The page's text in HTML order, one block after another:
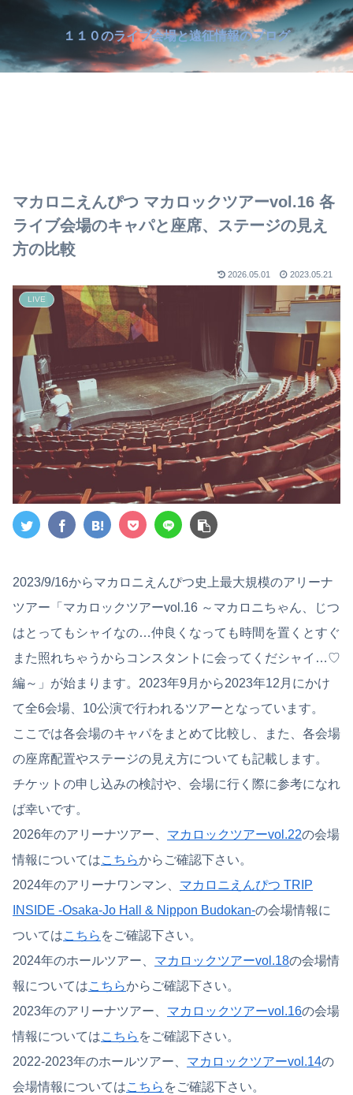
１１０のライブ会場と遠征情報のブログ
マカロニえんぴつ マカロックツアーvol.16 各
ライブ会場のキャパと座席、ステージの見え
方の比較
2026.05.01 2023.05.21
LIVE
2023/9/16からマカロニえんぴつ史上最大規模のアリーナ
ツアー「マカロックツアーvol.16 ～マカロニちゃん、じつ
はとってもシャイなの…仲良くなっても時間を置くとすぐ
また照れちゃうからコンスタントに会ってくだシャイ…♡
編～」が始まります。2023年9月から2023年12月にかけ
て全6会場、10公演で行われるツアーとなっています。
ここでは各会場のキャパをまとめて比較し、また、各会場
の座席配置やステージの見え方についても記載します。
チケットの申し込みの検討や、会場に行く際に参考になれ
ば幸いです。
2026年のアリーナツアー、 マカロックツアーvol.22の会場
情報についてはこちらからご確認下さい。
2024年のアリーナワンマン、 マカロニえんぴつ TRIP
INSIDE -Osaka-Jo Hall & Nippon Budokan-の会場情報に
ついてはこちら をご確認下さい。
2024年のホールツアー、 マカロックツアーvol.18の会場情
報についてはこちらからご確認下さい。
2023年のアリーナツアー、 マカロックツアーvol.16の会場
情報についてはこちら をご確認下さい。
2022-2023年のホールツアー、 マカロックツアーvol.14の
会場情報についてはこちら をご確認下さい。